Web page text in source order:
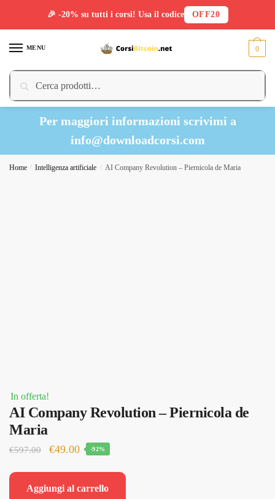
MENU
Cerca:
Cerca
0
Per maggiori informazioni scrivimi a
info@downloadcorsi.com
Home / Intelligenza artificiale / AI Company Revolution – Piernicola de Maria
In offerta!
AI Company Revolution – Piernicola de
Maria
€597.00
Il
originale
€49.00Il
attuale
-92%
Aggiungi al carrello
🎉 -20% su tutti i corsi! Usa il codice OFF20